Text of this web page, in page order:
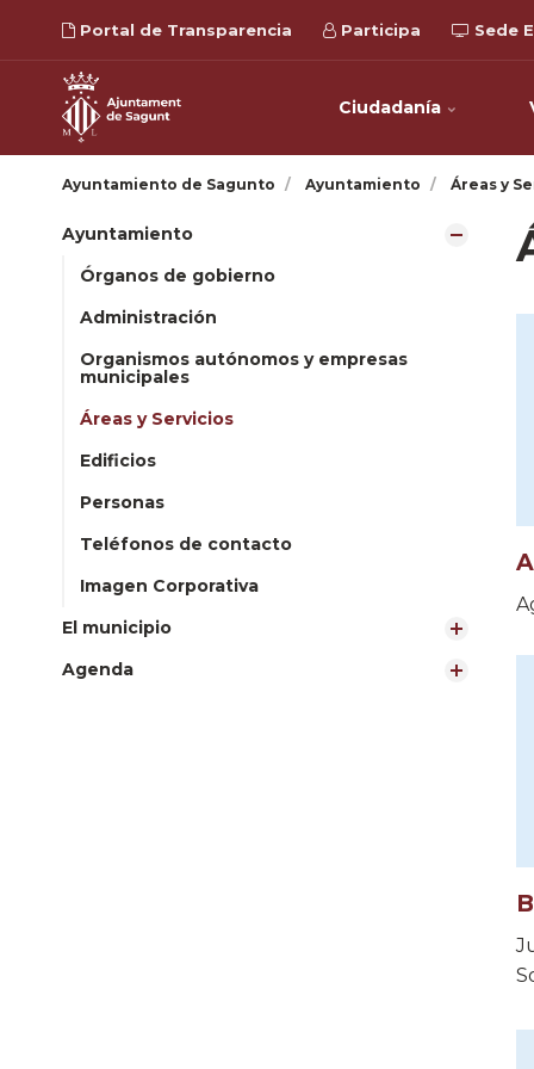
Portal de Transparencia Participa Sede
Ciudadanía
Ayuntamiento de Sagunto Ayuntamiento Áreas y
Ayuntamiento
Órganos de gobierno
Administración
Organismos autónomos y empresas
municipales
Áreas y Servicios
Edificios
Personas
Teléfonos de contacto
Imagen Corporativa
El municipio
Agenda